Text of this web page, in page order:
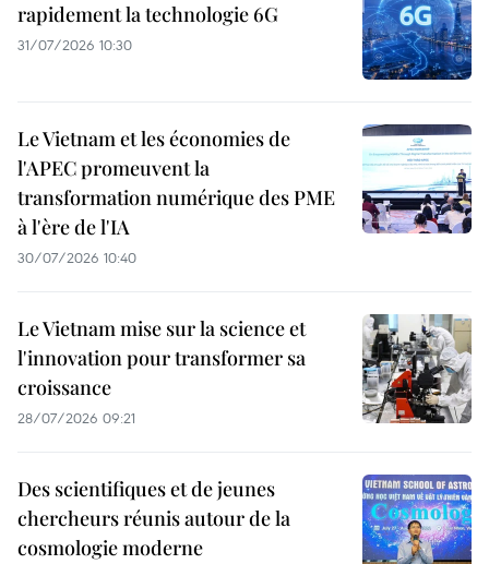
rapidement la technologie 6G
31/07/2026 10:30
Le Vietnam et les économies de
l'APEC promeuvent la
transformation numérique des PME
à l'ère de l'IA
30/07/2026 10:40
Le Vietnam mise sur la science et
l'innovation pour transformer sa
croissance
28/07/2026 09:21
Des scientifiques et de jeunes
chercheurs réunis autour de la
cosmologie moderne